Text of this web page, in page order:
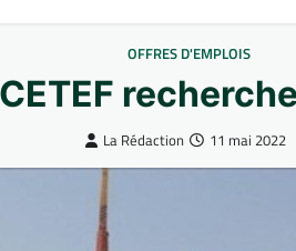
OFFRES D'EMPLOIS
La Rédaction 11 mai 2022